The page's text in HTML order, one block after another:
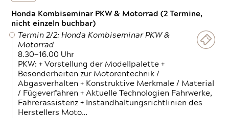
Honda Kombiseminar PKW & Motorrad (2 Termine,
nicht einzeln buchbar)
Termin 2/2: Honda Kombiseminar PKW &
Motorrad
8.30—16.00 Uhr
PKW: + Vorstellung der Modellpalette +
Besonderheiten zur Motorentechnik /
Abgasverhalten + Konstruktive Merkmale / Material
/ Fügeverfahren + Aktuelle Technologien Fahrwerke,
Fahrerassistenz + Instandhaltungsrichtlinien des
Herstellers Moto…